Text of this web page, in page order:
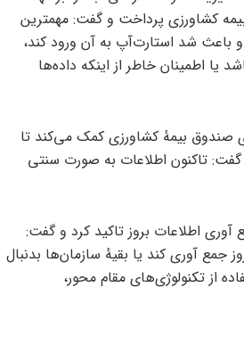
بیمه کشاورزی پرداخت و گفت: مهمترین
شد استارت‌آپ به آن ورود کند،
یا اطمینان خاطر از اینکه داده‌ها
صندوق بیمهٔ کشاورزی کمک می‌کند تا
گفت: تاکنون اطلاعات به صورت سنتی
اطلاعات بروز تاکید کرد و گفت:
جمع آوری کند یا بقیهٔ سازمان‌ها بدنبال
از تکنولوژی‌های مقام محور،